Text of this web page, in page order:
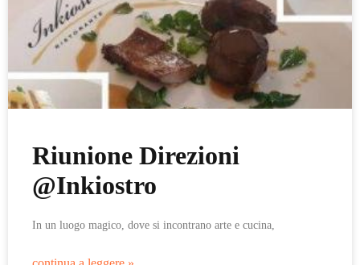
Riunione Direzioni
@Inkiostro
In un luogo magico, dove si incontrano arte e cucina,